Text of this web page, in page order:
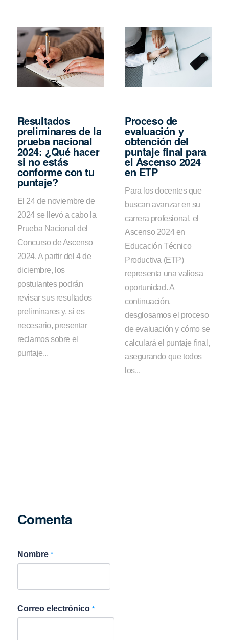
Resultados
preliminares de la
prueba nacional
2024: ¿Qué hacer
si no estás
conforme con tu
puntaje?
El 24 de noviembre de
2024 se llevó a cabo la
Prueba Nacional del
Concurso de Ascenso
2024. A partir del 4 de
diciembre, los
postulantes podrán
revisar sus resultados
preliminares y, si es
necesario, presentar
reclamos sobre el
puntaje...
Proceso de
evaluación y
obtención del
puntaje final para
el Ascenso 2024
en ETP
Para los docentes que
buscan avanzar en su
carrera profesional, el
Ascenso 2024 en
Educación Técnico
Productiva (ETP)
representa una valiosa
oportunidad. A
continuación,
desglosamos el proceso
de evaluación y cómo se
calculará el puntaje final,
asegurando que todos
los...
Comenta
Nombre *
Correo electrónico *